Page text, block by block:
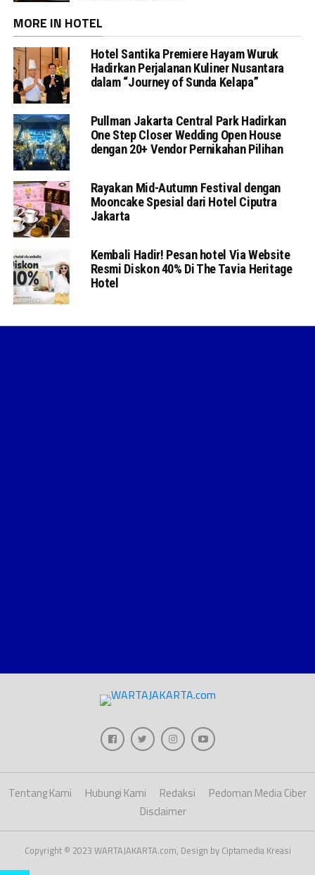
MORE IN HOTEL
Hotel Santika Premiere Hayam Wuruk
Hadirkan Perjalanan Kuliner Nusantara
dalam “Journey of Sunda Kelapa”
Pullman Jakarta Central Park Hadirkan
One Step Closer Wedding Open House
dengan 20+ Vendor Pernikahan Pilihan
Rayakan Mid-Autumn Festival dengan
Mooncake Spesial dari Hotel Ciputra
Jakarta
Kembali Hadir! Pesan hotel Via Website
Resmi Diskon 40% Di The Tavia Heritage
Hotel
Tentang Kami Hubungi Kami Redaksi
Pedoman Media Ciber
Disclaimer
Copyright © 2023 WARTAJAKARTA.com, Design by Ciptamedia Kreasi